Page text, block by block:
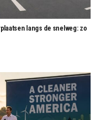
langs de snelweg: zo